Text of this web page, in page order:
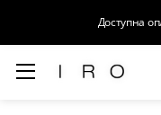
Доступна